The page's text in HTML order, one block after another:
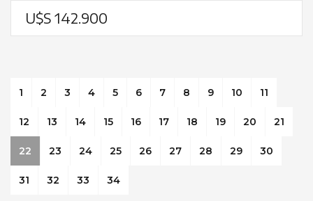
U$S 142.900
1 2 3 4 5 6 7 8 9 10 11
12 13 14 15 16 17 18 19 20 21
22 23 24 25 26 27 28 29 30
31 32 33 34